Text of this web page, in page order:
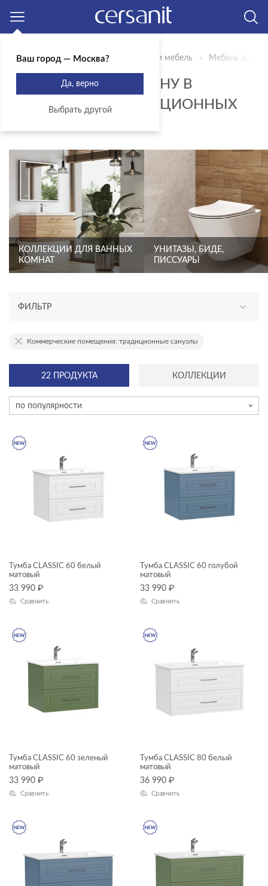
Главная Продукты Сантехника и мебель Мебель для
ТУМБЫ ПОД РАКОВИНУ В
ВАННУЮ ДЛЯ ТРАДИЦИОННЫХ
КОЛЛЕКЦИИ ДЛЯ ВАННЫХ
КОМНАТ
УНИТАЗЫ, БИДЕ,
ПИССУАРЫ
ФИЛЬТР
АССОРТИМЕНТ
тумбы для раковин
ЦЕНА, ₽
Глубина, см
COMO
22 ПРОДУКТА КОЛЛЕКЦИИ
по популярности
Коммерческие помещения: традиционные санузлы
Тумба CLASSIC 60 белый
матовый
33 990 ₽
Сравнить
Тумба CLASSIC 60 голубой
матовый
33 990 ₽
Сравнить
Тумба CLASSIC 60 зеленый
матовый
33 990 ₽
Сравнить
Тумба CLASSIC 80 белый
матовый
36 990 ₽
Сравнить
Ваш город — Москва?
Да, верно
Выбрать другой